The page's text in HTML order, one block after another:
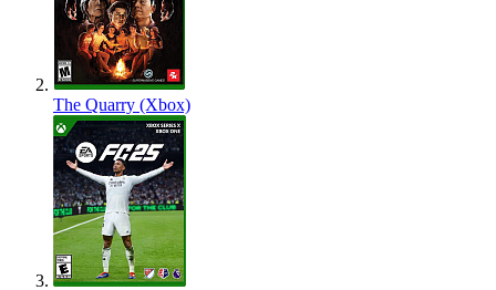
The Quarry (Xbox)